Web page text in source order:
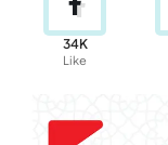
34K
Like